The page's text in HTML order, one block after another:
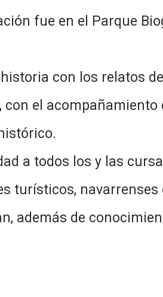
fue en el Parque
con los relatos
el acompañamiento
a todos los y las
turísticos, navarrenses
además de